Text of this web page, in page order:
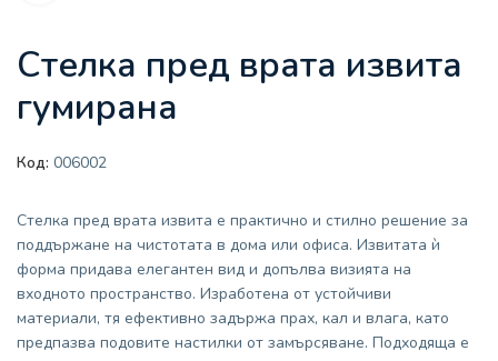
Стелка пред врата извита
гумирана
Код: 006002
Стелка пред врата извита е практично и стилно решение за
поддържане на чистотата в дома или офиса. Извитата ѝ
форма придава елегантен вид и допълва визията на
входното пространство. Изработена от устойчиви
материали, тя ефективно задържа прах, кал и влага, като
предпазва подовите настилки от замърсяване. Подходяща е